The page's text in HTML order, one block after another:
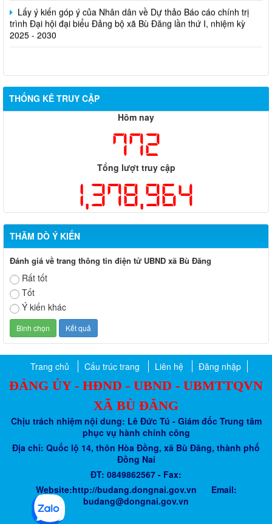
Lấy ý kiến góp ý của Nhân dân về Dự thảo Báo cáo chính trị
trình Đại hội đại biểu Đảng bộ xã Bù Đăng lần thứ I, nhiệm kỳ
2025 - 2030
THỐNG KÊ TRUY CẬP
Hôm nay
772
Tổng lượt truy cập
1,378,964
THĂM DÒ Ý KIẾN
Đánh giá về trang thông tin điện tử UBND xã Bù Đăng
Rất tốt
Tốt
Ý kiến khác
Trang chủ Cấu trúc trang Liên hệ Đăng nhập
ĐẢNG ỦY - HĐND - UBND - UBMTTQVN
XÃ BÙ ĐĂNG
Chịu trách nhiệm nội dung: Lê Đức Tú - Giám đốc Trung tâm
phục vụ hành chính công
Địa chỉ: Quốc lộ 14, thôn Hòa Đồng, xã Bù Đăng, thành phố
Đồng Nai
ĐT: 0849862567 - Fax:
Website:http://budang.dongnai.gov.vn Email:
budang@dongnai.gov.vn​